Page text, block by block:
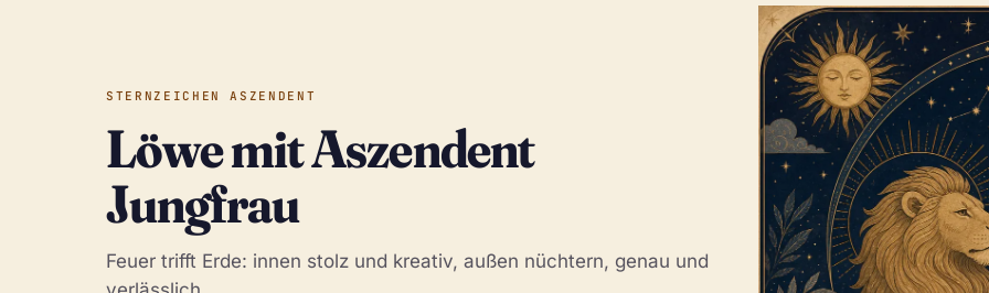
STERNZEICHEN ASZENDENT
Löwe mit Aszendent
Jungfrau
Feuer trifft Erde: innen stolz und kreativ, außen nüchtern, genau und